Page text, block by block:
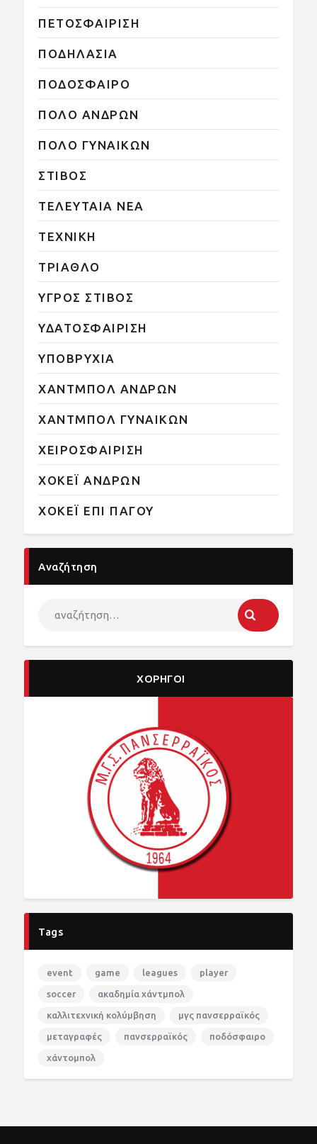
ΠΕΤΟΣΦΑΙΡΙΣΗ
ΠΟΔΗΛΑΣΙΑ
ΠΟΔΟΣΦΑΙΡΟ
ΠΟΛΟ ΑΝΔΡΩΝ
ΠΟΛΟ ΓΥΝΑΙΚΩΝ
ΣΤΙΒΟΣ
ΤΕΛΕΥΤΑΙΑ ΝΕΑ
ΤΕΧΝΙΚΗ
ΤΡΙΑΘΛΟ
ΥΓΡΟΣ ΣΤΙΒΟΣ
ΥΔΑΤΟΣΦΑΙΡΙΣΗ
ΥΠΟΒΡΥΧΙΑ
ΧΑΝΤΜΠΟΛ ΑΝΔΡΩΝ
ΧΑΝΤΜΠΟΛ ΓΥΝΑΙΚΩΝ
ΧΕΙΡΟΣΦΑΙΡΙΣΗ
ΧΟΚΕΪ ΑΝΔΡΩΝ
ΧΟΚΕΪ ΕΠΙ ΠΑΓΟΥ
Αναζήτηση
ΧΟΡΗΓΟΙ
Tags
event game leagues player
soccer ακαδημία χάντμπολ
καλλιτεχνική κολύμβηση μγς πανσερραϊκός
μεταγραφές πανσερραϊκός ποδόσφαιρο
χάντομπολ